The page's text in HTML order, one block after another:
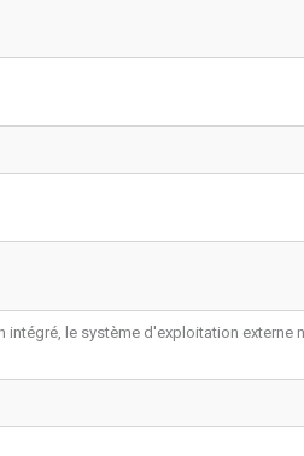
le système d'exploitation externe